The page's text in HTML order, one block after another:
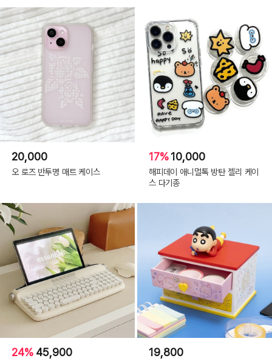
20,000
오 로즈 반투명 매트 케이스
17%10,000
해피데이 애니멀톡 방탄 젤리 케이
스 다기종
24% 45,900 19,800